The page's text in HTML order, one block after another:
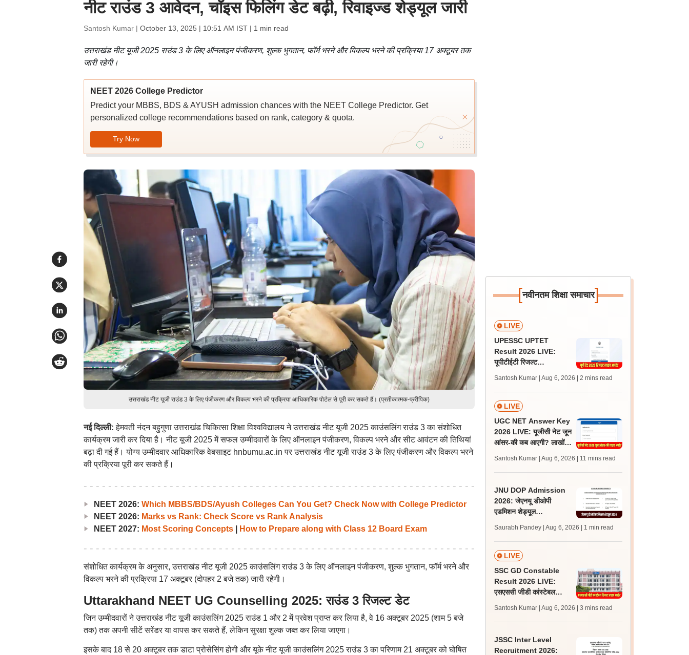
नीट राउंड 3 आवेदन, चॉइस फिलिंग डेट बढ़ी, रिवाइज्ड शेड्यूल जारी
Santosh Kumar | October 13, 2025 | 10:51 AM IST| 1 min read
उत्तराखंड नीट यूजी 2025 राउंड 3 के लिए ऑनलाइन पंजीकरण, शुल्क भुगतान, फॉर्म भरने और विकल्प भरने की प्रक्रिया 17 अक्टूबर तक
जारी रहेगी।
NEET 2026 College Predictor
Predict your MBBS, BDS & AYUSH admission chances with the NEET College Predictor. Get
personalized college recommendations based on rank, category & quota.
Try Now
उत्तराखंड नीट यूजी राउंड 3 के लिए पंजीकरण और विकल्प भरने की प्रक्रिया आधिकारिक पोर्टल से पूरी कर सकते हैं। (प्रतीकात्मक-फ्रीपिक)
नई दिल्ली:हेमवती नंदन बहुगुणा उत्तराखंड चिकित्सा शिक्षा विश्वविद्यालय ने उत्तराखंड नीट यूजी 2025 काउंसलिंग राउंड 3 का संशोधित
कार्यक्रम जारी कर दिया है। नीट यूजी 2025 में सफल उम्मीदवारों के लिए ऑनलाइन पंजीकरण, विकल्प भरने और सीट आवंटन की तिथियां
बढ़ा दी गई हैं। योग्य उम्मीदवार आधिकारिक वेबसाइट hnbumu.ac.in पर उत्तराखंड नीट यूजी राउंड 3 के लिए पंजीकरण और विकल्प भरने
की प्रक्रिया पूरी कर सकते हैं।
NEET 2026: Which MBBS/BDS/Ayush Colleges Can You Get? Check Now with College Predictor
NEET 2026: Marks vs Rank: Check Score vs Rank Analysis
NEET 2027: Most Scoring Concepts| How to Prepare along with Class 12 Board Exam
संशोधित कार्यक्रम के अनुसार, उत्तराखंड नीट यूजी 2025 काउंसलिंग राउंड 3 के लिए ऑनलाइन पंजीकरण, शुल्क भुगतान, फॉर्म भरने और
विकल्प भरने की प्रक्रिया 17 अक्टूबर (दोपहर 2 बजे तक) जारी रहेगी।
Uttarakhand NEET UG Counselling 2025: राउंड 3 रिजल्ट डेट
जिन उम्मीदवारों ने उत्तराखंड नीट यूजी काउंसलिंग 2025 राउंड 1 और 2 में प्रवेश प्राप्त कर लिया है, वे 16 अक्टूबर 2025 (शाम 5 बजे
तक) तक अपनी सीटें सरेंडर या वापस कर सकते हैं, लेकिन सुरक्षा शुल्क जब्त कर लिया जाएगा।
इसके बाद 18 से 20 अक्टूबर तक डाटा प्रोसेसिंग होगी और यूके नीट यूजी काउंसलिंग 2025 राउंड 3 का परिणाम 21 अक्टूबर को घोषित
[नवीनतम शिक्षा समाचार]
LIVE
UPESSC UPTET
Result 2026 LIVE:
यूपीटीईटी रिजल्ट
जल्द, जानें लेटेस्ट अपडेट,
पासिंग मार्क्स
Santosh Kumar | Aug 6, 2026 | 2 mins read
LIVE
UGC NET Answer Key
2026 LIVE: यूजीसी नेट जून
आंसर-की कब आएगी? लाखों
Santosh Kumar | Aug 6, 2026 | 11 mins read
JNU DOP Admission
2026: जेएनयू डीओपी
एडमिशन शेड्यूल
24 अगस्त को जारी होगी मेरिट
लिस्ट
Saurabh Pandey | Aug 6, 2026 | 1 min read
LIVE
SSC GD Constable
Result 2026 LIVE:
एसएससी जीडी कांस्टेबल
लेटेस्ट अपडेट, स्कोरकार्ड लिंक
Santosh Kumar | Aug 6, 2026 | 3 mins read
JSSC Inter Level
Recruitment 2026: